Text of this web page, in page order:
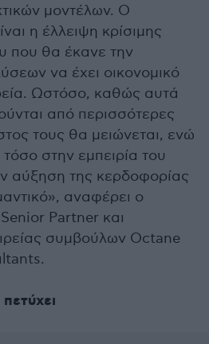
μοντέλων. Ο
η έλλειψη κρίσιμης
που θα έκανε την
να έχει οικονομικό
Ωστόσο, καθώς αυτά
από περισσότερες
τους θα μειώνεται, ενώ
στην εμπειρία του
αύξηση της κερδοφορίας
αναφέρει ο
Partner και
συμβούλων Octane